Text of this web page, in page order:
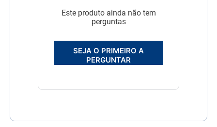
Este produto ainda não tem
perguntas
SEJA O PRIMEIRO A
PERGUNTAR